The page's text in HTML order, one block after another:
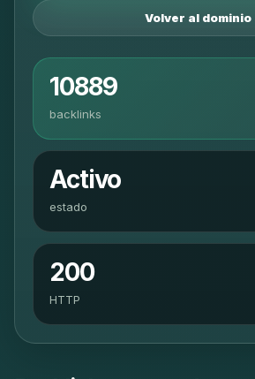
Volver al dominio
10889
backlinks
Activo
estado
200
HTTP